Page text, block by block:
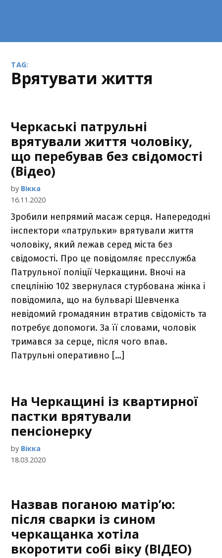
TAG:
врятувати життя
Черкаські патрульні
врятували життя чоловіку,
що перебував без свідомості
(Відео)
by Вікка
16.11.2020
Зробили непрямий масаж серця. Напередодні
інспектори «патрульки» врятували життя
чоловіку, який лежав серед міста без
свідомості. Про це повідомляє пресслужба
Патрульної поліції Черкащини. Вночі на
спецлінію 102 звернулася стурбована жінка і
повідомила, що на бульварі Шевченка
невідомий громадянин втратив свідомість та
потребує допомоги. За її словами, чоловік
тримався за серце, після чого впав.
Патрульні оперативно […]
На Черкащині із квартирної
пастки врятували
пенсіонерку
by Вікка
18.03.2020
Назвав поганою матір’ю:
після сварки із сином
черкащанка хотіла
вкоротити собі віку (ВІДЕО)